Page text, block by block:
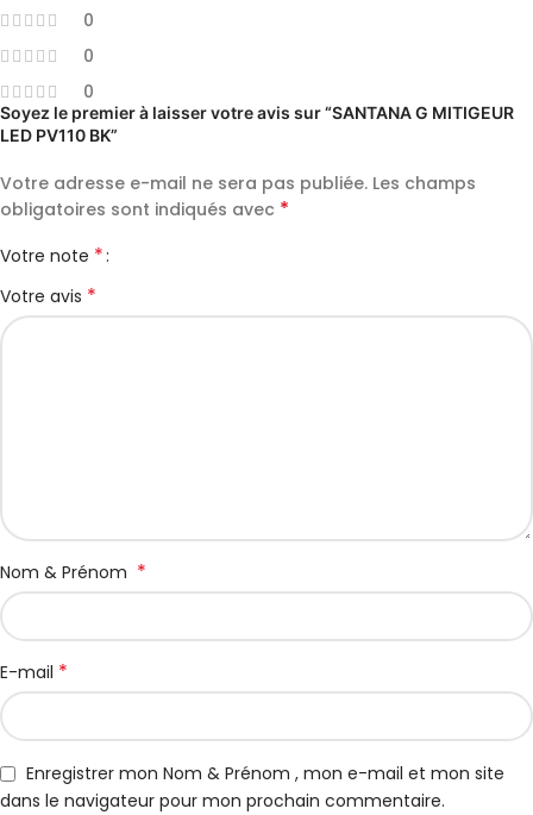
0
0
0
Soyez le premier à laisser votre avis sur “SANTANA G MITIGEUR
LED PV110 BK”
Votre adresse e-mail ne sera pas publiée. Les champs
obligatoires sont indiqués avec *
Votre note *
Votre avis *
Nom & Prénom *
E-mail *
Enregistrer mon Nom & Prénom , mon e-mail et mon site
dans le navigateur pour mon prochain commentaire.